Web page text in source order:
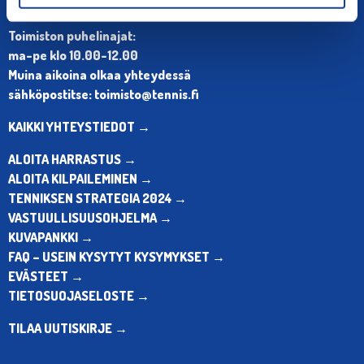
Puh. 010 574 3959
Toimiston puhelinajat:
ma-pe klo 10.00-12.00
Muina aikoina olkaa yhteydessä
sähköpostitse: toimisto@tennis.fi
KAIKKI YHTEYSTIEDOT →
ALOITA HARRASTUS →
ALOITA KILPAILEMINEN →
TENNIKSEN STRATEGIA 2024 →
VASTUULLISUUSOHJELMA →
KUVAPANKKI →
FAQ – USEIN KYSYTYT KYSYMYKSET →
EVÄSTEET →
TIETOSUOJASELOSTE →
TILAA UUTISKIRJE →